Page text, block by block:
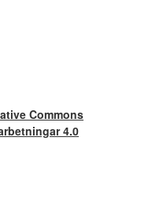
Commons
4.0